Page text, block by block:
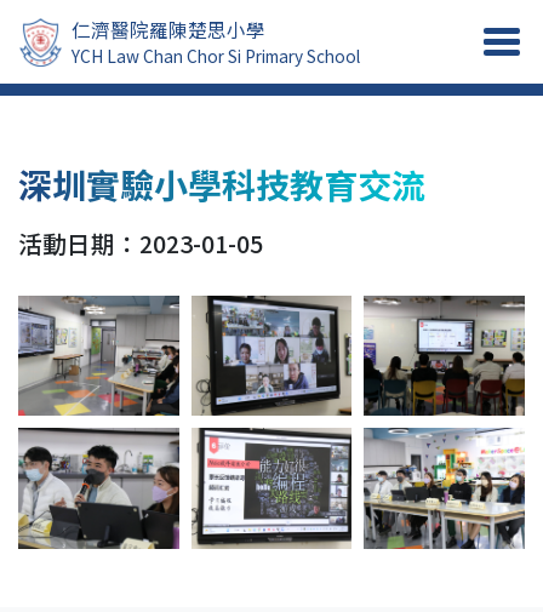
仁濟醫院羅陳楚思小學
YCH Law Chan Chor Si Primary School
深圳實驗小學科技教育交流
活動日期：2023-01-05